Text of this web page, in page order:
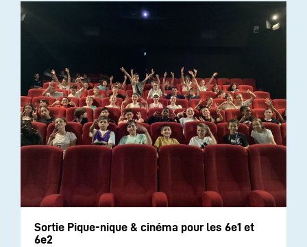
Sortie Pique-nique & cinéma pour les 6e1 et
6e2